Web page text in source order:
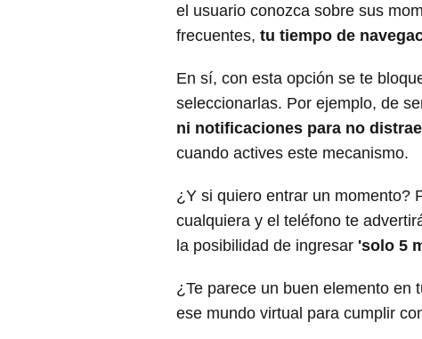
el usuario conozca sobre sus
frecuentes, tu tiempo de
En sí, con esta opción se te
seleccionarlas. Por ejemplo, de
ni notificaciones para no
cuando actives este mecanismo.
¿Y si quiero entrar un momento?
cualquiera y el teléfono te
la posibilidad de ingresar 'solo 5
¿Te parece un buen elemento en
ese mundo virtual para cumplir